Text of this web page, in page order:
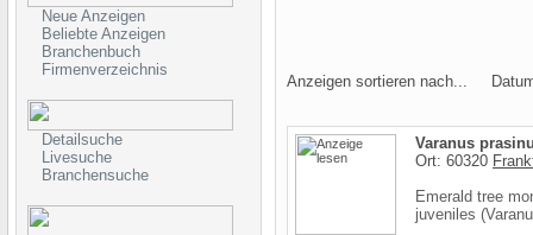
Neue Anzeigen
Beliebte Anzeigen
Branchenbuch
Firmenverzeichnis
Detailsuche
Livesuche
Branchensuche
Anzeigen sortieren nach...
Varanus
Ort: 60320
Emerald tree
juveniles